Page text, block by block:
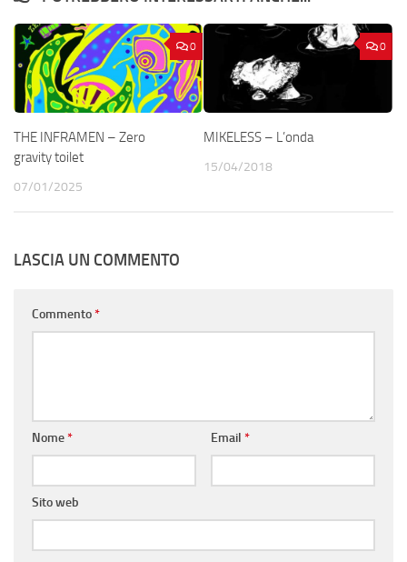
0
THE INFRAMEN – Zero
gravity toilet
07/01/2025
0
MIKELESS – L’onda
15/04/2018
LASCIA UN COMMENTO
Commento*
Nome* Email *
Sito web